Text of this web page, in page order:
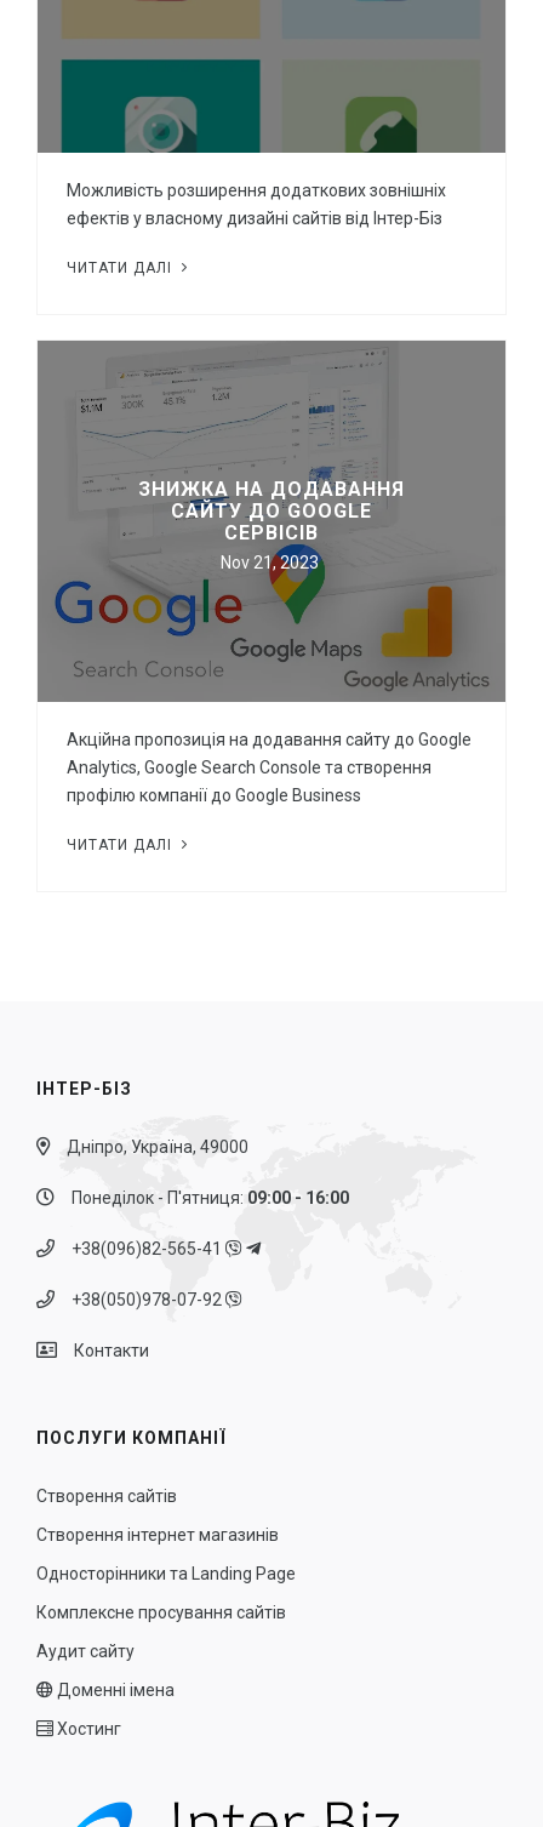
Можливість розширення додаткових зовнішніх
ефектів у власному дизайні сайтів від Інтер-Біз
ЧИТАТИ ДАЛІ
ЗНИЖКА НА ДОДАВАННЯ
САЙТУ ДО GOOGLE
СЕРВІСІВ
Nov 21, 2023
Акційна пропозиція на додавання сайту до Google
Analytics, Google Search Console та створення
профілю компанії до Google Business
ЧИТАТИ ДАЛІ
ІНТЕР-БІЗ
Дніпро, Україна, 49000
Понеділок - П'ятниця: 09:00 - 16:00
+38(096)82-565-41
+38(050)978-07-92
Контакти
ПОСЛУГИ КОМПАНІЇ
Створення сайтів
Створення інтернет магазинів
Односторінники та Landing Page
Комплексне просування сайтів
Аудит сайту
Доменні імена
Хостинг